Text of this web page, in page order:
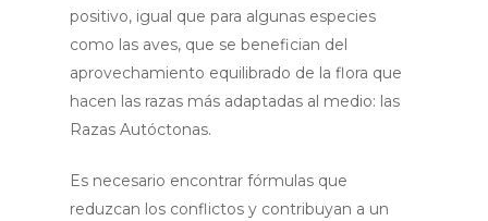
positivo, igual que para algunas especies
como las aves, que se benefician del
aprovechamiento equilibrado de la flora que
hacen las razas más adaptadas al medio: las
Razas Autóctonas.
Es necesario encontrar fórmulas que
reduzcan los conflictos y contribuyan a un